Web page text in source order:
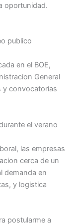
oportunidad.
publico
en el BOE,
General
y convocatorias
el verano
las empresas
cerca de un
demanda en
y logistica
postularme a